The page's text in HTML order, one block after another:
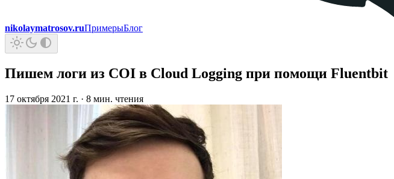
nikolaymatrosov.ruПримерыБлог
Пишем логи из COI в Cloud Logging при помощи Fluentbit
17 октября 2021 г. · 8 мин. чтения